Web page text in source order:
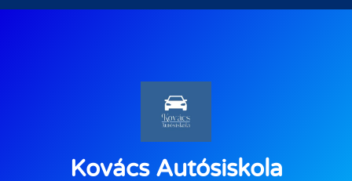
Kovács Autósiskola